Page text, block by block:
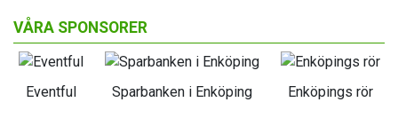
VÅRA SPONSORER
Eventful Sparbanken i Enköping Enköpings rör